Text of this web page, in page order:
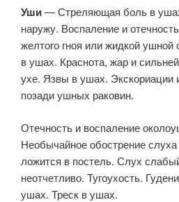
Уши— Стреляющая боль в
наружу. Воспаление и
желтого гноя или жидкой
в ушах. Краснота, жар и
ухе. Язвы в ушах. Экскориации
позади ушных раковин.
Отечность и воспаление
Необычайное обострение слуха
ложится в постель. Слух
неотчетливо. Тугоухость.
ушах. Треск в ушах.